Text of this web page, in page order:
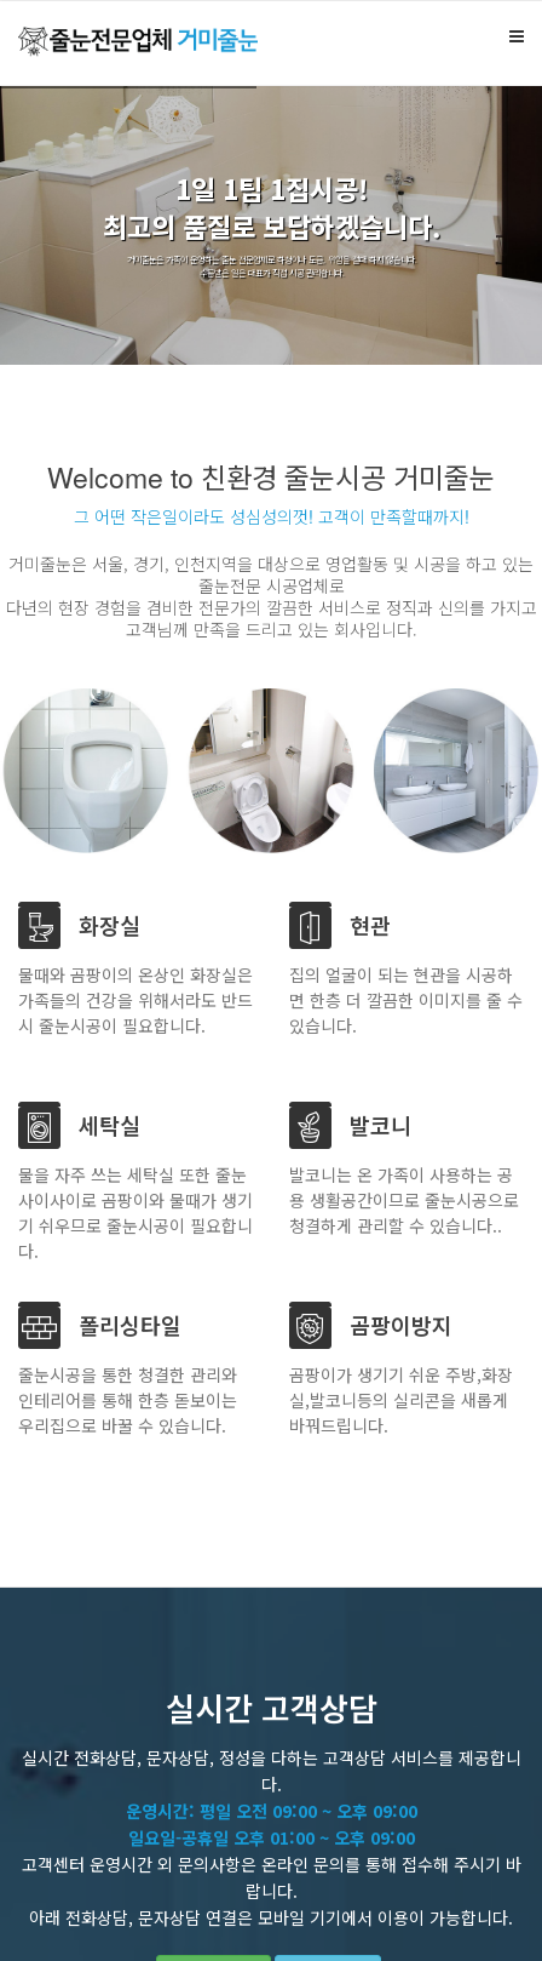
1일 1팀 1집시공!
최고의 품질로 보답하겠습니다.
거미줄눈은 가족이 운영하는 줄눈 전문업체로 하청이나 도급, 위임을 절대 하지 않습니다.
수급받은 일은 대표가 직접 시공 관리합니다.
Welcome to 친환경 줄눈시공 거미줄눈
그 어떤 작은일이라도 성심성의껏! 고객이 만족할때까지!
거미줄눈은 서울, 경기, 인천지역을 대상으로 영업활동 및 시공을 하고 있는
줄눈전문 시공업체로
다년의 현장 경험을 겸비한 전문가의 깔끔한 서비스로 정직과 신의를 가지고
고객님께 만족을 드리고 있는 회사입니다.
화장실
물때와 곰팡이의 온상인 화장실은
가족들의 건강을 위해서라도 반드
시 줄눈시공이 필요합니다.
현관
집의 얼굴이 되는 현관을 시공하
면 한층 더 깔끔한 이미지를 줄 수
있습니다.
세탁실
물을 자주 쓰는 세탁실 또한 줄눈
사이사이로 곰팡이와 물때가 생기
기 쉬우므로 줄눈시공이 필요합니
다.
발코니
발코니는 온 가족이 사용하는 공
용 생활공간이므로 줄눈시공으로
청결하게 관리할 수 있습니다..
폴리싱타일
줄눈시공을 통한 청결한 관리와
인테리어를 통해 한층 돋보이는
우리집으로 바꿀 수 있습니다.
곰팡이방지
곰팡이가 생기기 쉬운 주방,화장
실,발코니등의 실리콘을 새롭게
바꿔드립니다.
실시간 고객상담
실시간 전화상담, 문자상담, 정성을 다하는 고객상담 서비스를 제공합니
다.
운영시간: 평일 오전 09:00 ~ 오후 09:00
일요일-공휴일 오후 01:00 ~ 오후 09:00
고객센터 운영시간 외 문의사항은 온라인 문의를 통해 접수해 주시기 바
랍니다.
아래 전화상담, 문자상담 연결은 모바일 기기에서 이용이 가능합니다.